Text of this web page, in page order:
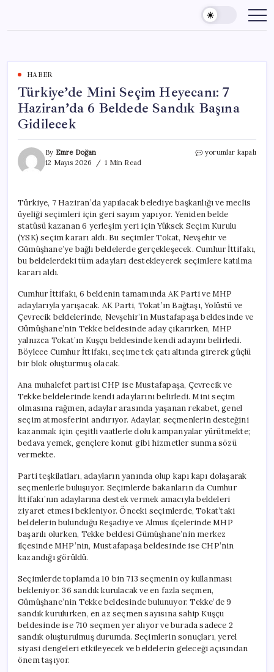
content
HABER
Türkiye’de Mini Seçim Heyecanı: 7
Haziran’da 6 Beldede Sandık Başına
Gidilecek
By Emre Doğan
12 Mayıs 2026
1 Min Read
Türkiye’de
Haziran’da
6
Beldede
Sandık
Başına
Gidilecek
için
yorumlar kapalı
Türkiye, 7 Haziran’da yapılacak belediye başkanlığı ve meclis
üyeliği seçimleri için geri sayım yapıyor. Yeniden belde
statüsü kazanan 6 yerleşim yeri için Yüksek Seçim Kurulu
(YSK) seçim kararı aldı. Bu seçimler Tokat, Nevşehir ve
Gümüşhane’ye bağlı beldelerde gerçekleşecek. Cumhur İttifakı,
bu beldelerdeki tüm adayları destekleyerek seçimlere katılma
kararı aldı.
Cumhur İttifakı, 6 beldenin tamamında AK Parti ve MHP
adaylarıyla yarışacak. AK Parti, Tokat’ın Bağtaşı, Yolüstü ve
Çevrecik beldelerinde, Nevşehir’in Mustafapaşa beldesinde ve
Gümüşhane’nin Tekke beldesinde aday çıkarırken, MHP
yalnızca Tokat’ın Kuşçu beldesinde kendi adayını belirledi.
Böylece Cumhur İttifakı, seçime tek çatı altında girerek güçlü
bir blok oluşturmuş olacak.
Ana muhalefet partisi CHP ise Mustafapaşa, Çevrecik ve
Tekke beldelerinde kendi adaylarını belirledi. Mini seçim
olmasına rağmen, adaylar arasında yaşanan rekabet, genel
seçim atmosferini andırıyor. Adaylar, seçmenlerin desteğini
kazanmak için çeşitli vaatlerle dolu kampanyalar yürütmekte;
bedava yemek, gençlere konut gibi hizmetler sunma sözü
vermekte.
Parti teşkilatları, adayların yanında olup kapı kapı dolaşarak
seçmenlerle buluşuyor. Seçimlerde bakanların da Cumhur
İttifakı’nın adaylarına destek vermek amacıyla beldeleri
ziyaret etmesi bekleniyor. Önceki seçimlerde, Tokat’taki
beldelerin bulunduğu Reşadiye ve Almus ilçelerinde MHP
başarılı olurken, Tekke beldesi Gümüşhane’nin merkez
ilçesinde MHP’nin, Mustafapaşa beldesinde ise CHP’nin
kazandığı görüldü.
Seçimlerde toplamda 10 bin 713 seçmenin oy kullanması
bekleniyor. 36 sandık kurulacak ve en fazla seçmen,
Gümüşhane’nin Tekke beldesinde bulunuyor. Tekke’de 9
sandık kurulurken, en az seçmen sayısına sahip Kuşçu
beldesinde ise 710 seçmen yer alıyor ve burada sadece 2
sandık oluşturulmuş durumda. Seçimlerin sonuçları, yerel
siyasi dengeleri etkileyecek ve beldelerin geleceği açısından
önem taşıyor.